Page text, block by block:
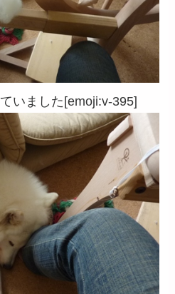
いました[emoji:v-395]